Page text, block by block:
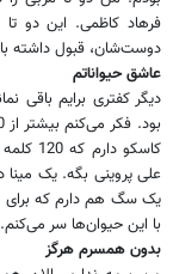
فرهاد کاظمی. این دو
دوست‌شان، قبول داشته
عاشق حیواناتم
یک سگ هم دارم که برای
با این حیوان‌ها سر
بدون همسرم هرگز